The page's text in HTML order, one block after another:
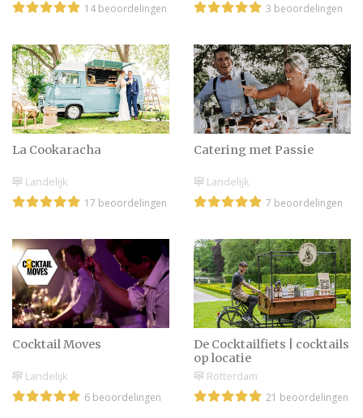
14 beoordelingen 3 beoordelingen
La Cookaracha
Landelijk
17 beoordelingen
Catering met Passie
Landelijk
7 beoordelingen
Cocktail Moves
Landelijk
6 beoordelingen
De Cocktailfiets | cocktails
op locatie
Rotterdam
21 beoordelingen